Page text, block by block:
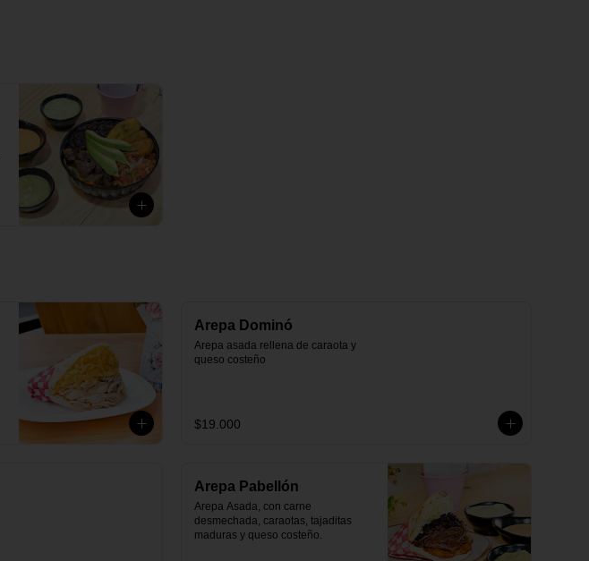
Arepa Dominó
Arepa asada rellena de caraota y
queso costeño
$19.000
Arepa Pabellón
Arepa Asada, con carne
desmechada, caraotas, tajaditas
maduras y queso costeño.